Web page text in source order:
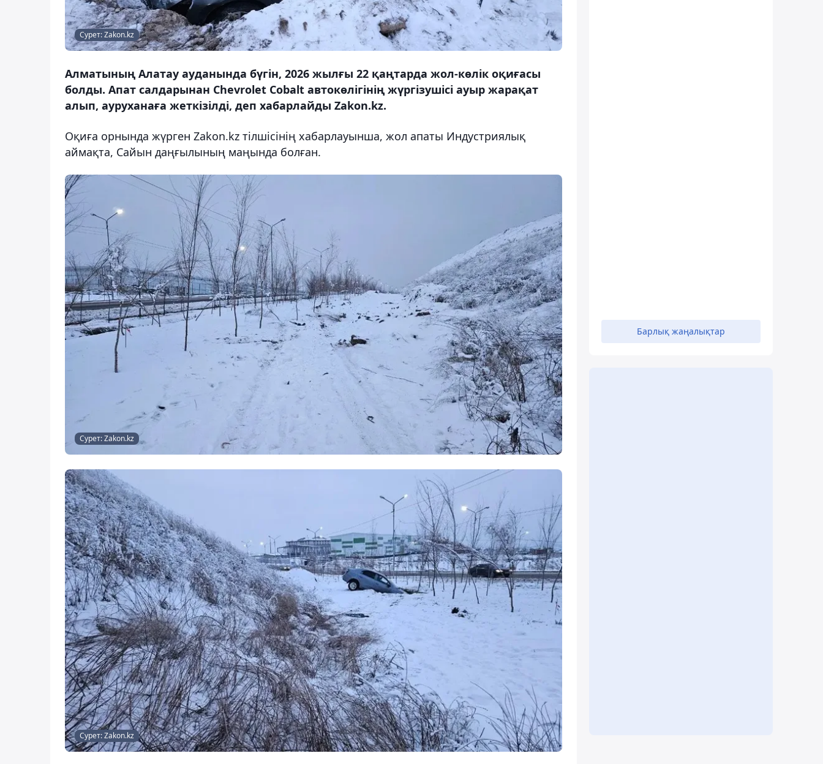
Сурет: Zakon.kz
Алматының Алатау ауданында бүгін, 2026 жылғы 22 қаңтарда жол-көлік оқиғасы
болды. Апат салдарынан Chevrolet Cobalt автокөлігінің жүргізушісі ауыр жарақат
алып, ауруханаға жеткізілді, деп хабарлайды Zakon.kz.
Оқиға орнында жүрген Zakon.kz тілшісінің хабарлауынша, жол апаты Индустриялық
аймақта, Сайын даңғылының маңында болған.
Сурет: Zakon.kz
Сурет: Zakon.kz
Барлық жаңалықтар